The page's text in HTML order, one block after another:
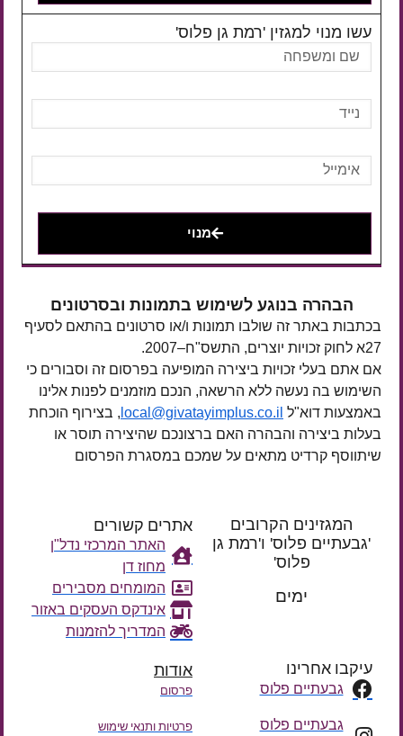
עשו מנוי למגזין 'רמת גן פלוס'
מנוי
הבהרה בנוגע לשימוש בתמונות ובסרטונים
בכתבות באתר זה שולבו תמונות ו/או סרטונים בהתאם לסעיף
27א לחוק זכויות יוצרים, התשס"ח–2007.
אם אתם בעלי זכויות ביצירה המופיעה בפרסום זה וסבורים כי
השימוש בה נעשה ללא הרשאה, הנכם מוזמנים לפנות אלינו
באמצעות דוא"ל local@givatayimplus.co.il , בצירוף הוכחת
בעלות ביצירה והבהרה האם ברצונכם שהיצירה תוסר או
שיתווסף קרדיט מתאים על שמכם במסגרת הפרסום
המגזינים הקרובים
'גבעתיים פלוס' ו'רמת גן
פלוס'
ימים
אתרים קשורים
האתר המרכזי נדל"ן
מחוז דן
המומחים מסבירים
אינדקס העסקים באזור
המדריך להזמנות
עיקבו אחרינו
גבעתיים פלוס
גבעתיים פלוס
אודות
פרסום
פרטיות ותנאי שימוש